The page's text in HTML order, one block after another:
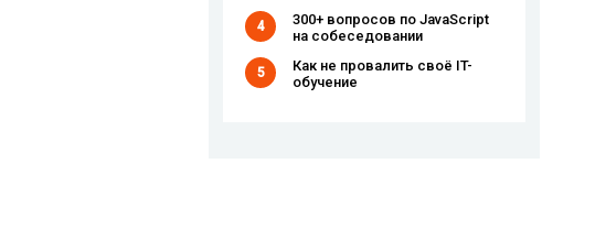
4
300+ вопросов по JavaScript
на собеседовании
5
Как не провалить своё IT-
обучение